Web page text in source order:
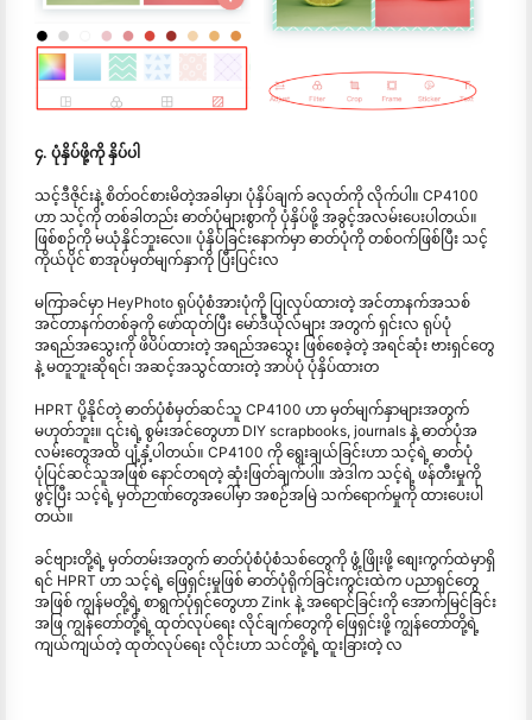
၄. ပုံနှိပ်ဖို့ကို နှိပ်ပါ
သင့်ဒီဇိုင်းနဲ့ စိတ်ဝင်စားမိတဲ့အခါမှာ၊ ပုံနှိပ်ချက် ခလုတ်ကို လိုက်ပါ။ CP4100
ဟာ သင့်ကို တစ်ခါတည်း ဓာတ်ပုံများစွာကို ပုံနှိပ်ဖို့ အခွင့်အလမ်းပေးပါတယ်။
ဖြစ်စဉ်ကို မယုံနိုင်ဘူးလေ။ ပုံနှိပ်ခြင်းနောက်မှာ ဓာတ်ပုံကို တစ်ဝက်ဖြစ်ပြီး သင့်
ကိုယ်ပိုင် စာအုပ်မှတ်မျက်နှာကို ပြီးပြင်းလ
မကြာခင်မှာ HeyPhoto ရုပ်ပုံစံအားပုံကို ပြုလုပ်ထားတဲ့ အင်တာနက်အသစ်
အင်တာနက်တစ်ခုကို ဖော်ထုတ်ပြီး မော်ဒီယိုလ်များ အတွက် ရှင်းလ ရုပ်ပုံ
အရည်အသွေးကို ဖိပိပ်ထားတဲ့ အရည်အသွေး ဖြစ်စေခဲ့တဲ့ အရင်ဆုံး ဗားရှင်တွေ
နဲ့ မတူဘူးဆိုရင်၊ အဆင့်အသွင်ထားတဲ့ အာပ်ပုံ ပုံနှိပ်ထားတ
HPRT ပို့နိုင်တဲ့ ဓာတ်ပုံစံမှတ်ဆင်သူ CP4100 ဟာ မှတ်မျက်နှာများအတွက်
မဟုတ်ဘူး။ ၎င်းရဲ့ စွမ်းအင်တွေဟာ DIY scrapbooks, journals နဲ့ ဓာတ်ပုံအ
လမ်းတွေအထိ ပျံ့နှံ့ပါတယ်။ CP4100 ကို ရွေးချယ်ခြင်းဟာ သင့်ရဲ့ ဓာတ်ပုံ
ပုံပြင်ဆင်သူအဖြစ် နောင်တရတဲ့ ဆုံးဖြတ်ချက်ပါ။ အဲဒါက သင့်ရဲ့ ဖန်တီးမှုကို
ဖွင့်ပြီး သင့်ရဲ့ မှတ်ဉာဏ်တွေအပေါ်မှာ အစဉ်အမြဲ သက်ရောက်မှုကို ထားပေးပါ
တယ်။
ခင်ဗျားတို့ရဲ့ မှတ်တမ်းအတွက် ဓာတ်ပုံစံပုံစံသစ်တွေကို ဖွံ့ဖြိုးဖို့ စျေးကွက်ထဲမှာရှိ
ရင် HPRT ဟာ သင့်ရဲ့ ဖြေရှင်းမှုဖြစ် ဓာတ်ပုံရိုက်ခြင်းကွင်းထဲက ပညာရှင်တွေ
အဖြစ် ကျွန်မတို့ရဲ့ စာရွက်ပုံရှင်တွေဟာ Zink နဲ့ အရောင်ခြင်းကို အောက်မြင်ခြင်း
အဖြ ကျွန်တော်တို့ရဲ့ ထုတ်လုပ်ရေး လိုင်ချက်တွေကို ဖြေရှင်းဖို့ ကျွန်တော်တို့ရဲ့
ကျယ်ကျယ်တဲ့ ထုတ်လုပ်ရေး လိုင်းဟာ သင်တို့ရဲ့ ထူးခြားတဲ့ လ